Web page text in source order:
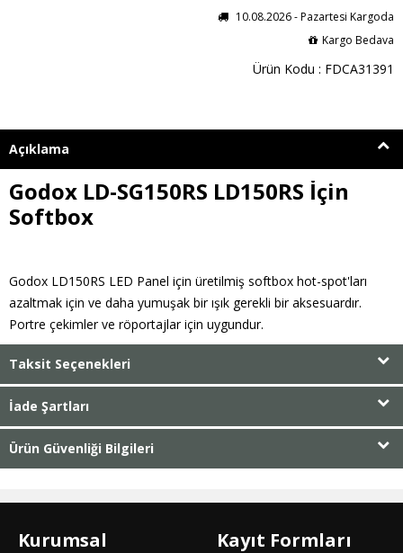
10.08.2026 - Pazartesi Kargoda
Kargo Bedava
Ürün Kodu : FDCA31391
Açıklama
Godox LD-SG150RS LD150RS İçin
Softbox
Godox LD150RS LED Panel için üretilmiş softbox hot-spot'ları
azaltmak için ve daha yumuşak bir ışık gerekli bir aksesuardır.
Portre çekimler ve röportajlar için uygundur.
Taksit Seçenekleri
İade Şartları
Ürün Güvenliği Bilgileri
Kurumsal Kayıt Formları